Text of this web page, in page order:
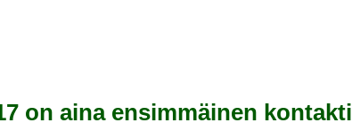
on aina en­sim­mäi­nen kon­tak­ti